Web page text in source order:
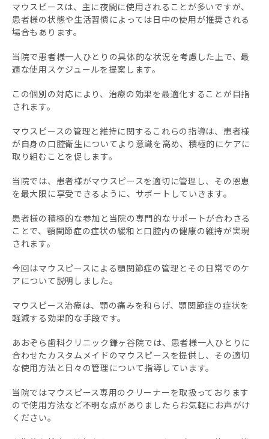
マウスピースは、主に夜間に使用されることが多いですが、
患者様の状態や生活習慣によっては日中の使用が推奨される
場合もあります。
当院で患者様一人ひとりの具体的な状況を考慮した上で、最
適な使用スケジュールを提案します。
この個別の対応により、治療の効果を最適化することが目指
されます。
マウスピースの管理と維持に関するこれらの指導は、患者様
が自身の口腔衛生についてより意識を高め、積極的にケアに
取り組むことを促します。
当院では、患者様がマウスピースを適切に管理し、その恩恵
を最大限に享受できるように、サポートしていきます。
患者様の積極的な参加と当院の専門的なサポートが合わさる
ことで、顎関節症の症状の緩和と口腔内の健康の維持が実現
されます。
今回はマウスピースによる顎関節症の管理とその日常でのケ
アについて説明しました。
マウスピース治療は、顎の痛みを和らげ、顎関節症の症状を
軽減する効果的な手段です。
あおぞら歯科クリニック鎌ヶ谷院では、患者様一人ひとりに
合わせたカスタムメイドのマウスピースを提供し、その適切
な使用方法と日々の管理について指導しています。
当院ではマウスピース専用のクリーナーを取扱っております
ので使用方法など不明な点がありましたらお気軽にお声がけ
ください。